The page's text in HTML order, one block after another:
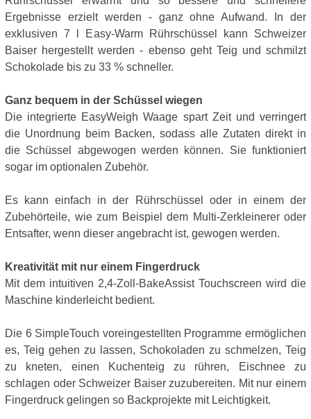
Ergebnisse erzielt werden - ganz ohne Aufwand. In der
exklusiven 7 l Easy-Warm Rührschüssel kann Schweizer
Baiser hergestellt werden - ebenso geht Teig und schmilzt
Schokolade bis zu 33 % schneller.
Ganz bequem in der Schüssel wiegen
Die integrierte EasyWeigh Waage spart Zeit und verringert
die Unordnung beim Backen, sodass alle Zutaten direkt in
die Schüssel abgewogen werden können. Sie funktioniert
sogar im optionalen Zubehör.
Es kann einfach in der Rührschüssel oder in einem der
Zubehörteile, wie zum Beispiel dem Multi-Zerkleinerer oder
Entsafter, wenn dieser angebracht ist, gewogen werden.
Kreativität mit nur einem Fingerdruck
Mit dem intuitiven 2,4-Zoll-BakeAssist Touchscreen wird die
Maschine kinderleicht bedient.
Die 6 SimpleTouch voreingestellten Programme ermöglichen
es, Teig gehen zu lassen, Schokoladen zu schmelzen, Teig
zu kneten, einen Kuchenteig zu rühren, Eischnee zu
schlagen oder Schweizer Baiser zuzubereiten. Mit nur einem
Fingerdruck gelingen so Backprojekte mit Leichtigkeit.